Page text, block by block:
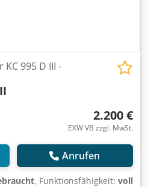
KC 995 D III -
2.200 €
EXW VB zzgl. MwSt.
Anrufen
, Funktionsfähigkeit: voll